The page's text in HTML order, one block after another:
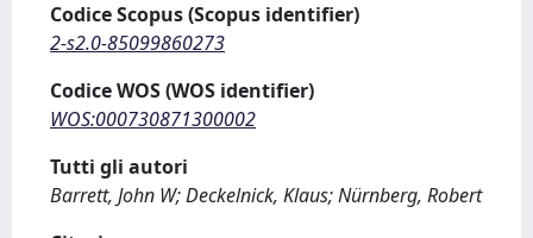
Codice Scopus (Scopus identifier)
2-s2.0-85099860273
Codice WOS (WOS identifier)
WOS:000730871300002
Tutti gli autori
Barrett, John W; Deckelnick, Klaus; Nürnberg, Robert